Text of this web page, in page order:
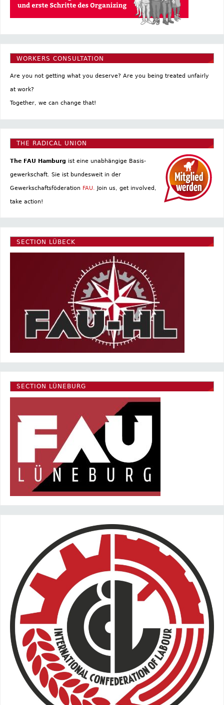
WORKERS CONSULTATION
Are you not getting what you deserve? Are you being treated unfairly
at work?
Together, we can change that!
THE RADICAL UNION
The FAU Hamburg ist eine un­abhängige Basis­
gewerkschaft. Sie ist bundesweit in der
Gewerkschaftsföderation FAU. Join us, get involved,
take action!
SECTION LÜBECK
SECTION LÜNEBURG